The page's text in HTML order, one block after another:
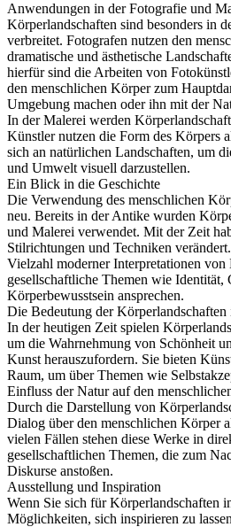
Anwendungen in der Fotografie und
Körperlandschaften sind besonders in
verbreitet. Fotografen nutzen den
dramatische und ästhetische
hierfür sind die Arbeiten von
den menschlichen Körper zum
Umgebung machen oder ihn mit der
In der Malerei werden
Künstler nutzen die Form des Körpers
sich an natürlichen Landschaften, um
und Umwelt visuell darzustellen.
Ein Blick in die Geschichte
Die Verwendung des menschlichen
neu. Bereits in der Antike wurden
und Malerei verwendet. Mit der Zeit
Stilrichtungen und Techniken
Vielzahl moderner Interpretationen
gesellschaftliche Themen wie Identität,
Körperbewusstsein ansprechen.
Die Bedeutung der Körperlandschaften
In der heutigen Zeit spielen
um die Wahrnehmung von Schönheit
Kunst herauszufordern. Sie bieten
Raum, um über Themen wie
Einfluss der Natur auf den
Durch die Darstellung von
Dialog über den menschlichen Körper
vielen Fällen stehen diese Werke in
gesellschaftlichen Themen, die zum
Diskurse anstoßen.
Ausstellung und Inspiration
Wenn Sie sich für Körperlandschaften
Möglichkeiten, sich inspirieren zu